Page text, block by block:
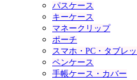
パスケース
キーケース
マネークリップ
ポーチ
スマホ・PC・タブレ
ペンケース
手帳ケース・カバー